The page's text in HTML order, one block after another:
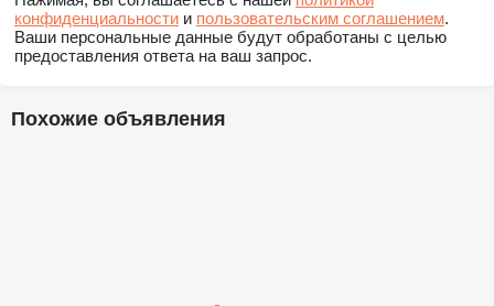
конфиденциальности и пользовательским соглашением.
Ваши персональные данные будут обработаны с целью
предоставления ответа на ваш запрос.
Похожие объявления